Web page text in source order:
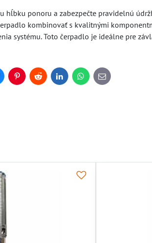
hĺbku ponoru a zabezpečte pravidelnú
kombinovať s kvalitnými
systému. Toto čerpadlo je ideálne pre
PinterestRedditLinkedInWhatsApp
E-
mail